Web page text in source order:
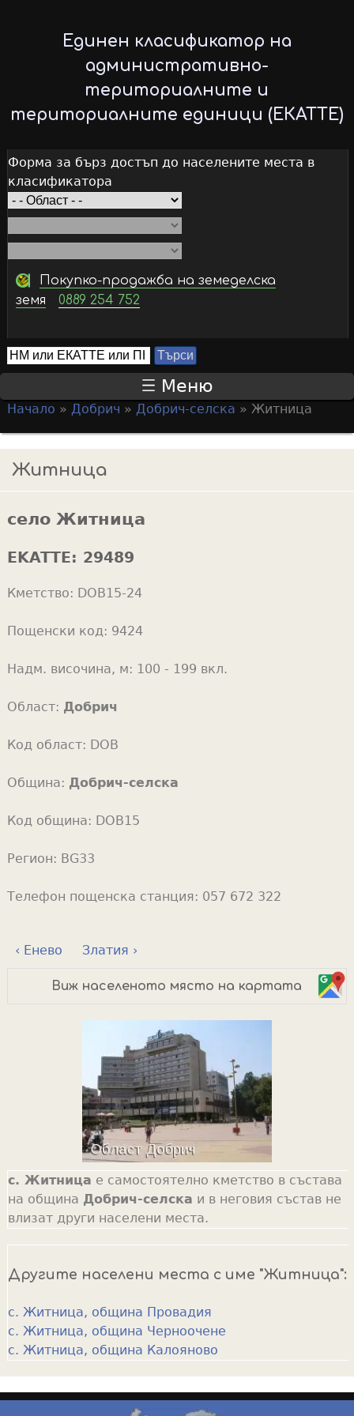
to
main
content
Единен класификатор на
административно-
териториалните и
териториалните единици (ЕКАТТЕ)
Форма за бърз достъп до населените места в
класификатора
Покупко-продажба на земеделска
земя
0889 254 752
S
e
r
c
h
f
r
m
Т
ъ
с
и
Меню
o
u
r
e
e
Начало » Добрич » Добрич-селска » Житница
Житница
село Житница
EKATTE: 29489
Кметство: DOB15-24
Пощенски код: 9424
Надм. височина, м: 100 - 199 вкл.
Област: Добрич
Код област: DOB
Община: Добрич-селска
Код община: DOB15
Регион: BG33
Телефон пощенска станция: 057 672 322
‹ Енево Златия ›
Виж населеното място на картата
с. Житница е самостоятелно кметство в състава
на община Добрич-селска и в неговия състав не
влизат други населени места.
Другите населени места с име "Житница":
с. Житница, община Провадия
с. Житница, община Черноочене
с. Житница, община Калояново